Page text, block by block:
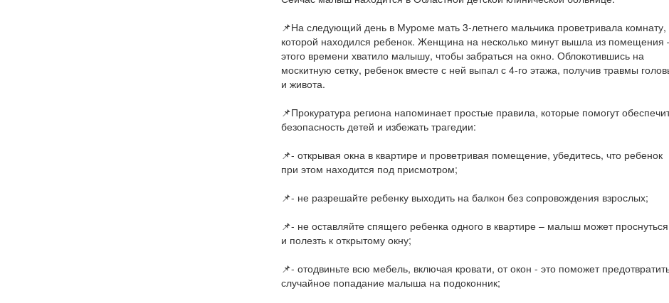
📌На следующий день в Муроме мать 3-летнего мальчика проветривала комнату,
которой находился ребенок. Женщина на несколько минут вышла из помещения
этого времени хватило малышу, чтобы забраться на окно. Облокотившись на
москитную сетку, ребенок вместе с ней выпал с 4-го этажа, получив травмы
и живота.
📌Прокуратура региона напоминает простые правила, которые помогут
безопасность детей и избежать трагедии:
📌- открывая окна в квартире и проветривая помещение, убедитесь, что ребенок
при этом находится под присмотром;
📌- не разрешайте ребенку выходить на балкон без сопровождения взрослых;
📌- не оставляйте спящего ребенка одного в квартире – малыш может проснуться
и полезть к открытому окну;
📌- отодвиньте всю мебель, включая кровати, от окон - это поможет
случайное попадание малыша на подоконник;